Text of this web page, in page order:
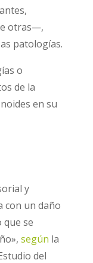
otras—,
patologías.
o
de la
en su
y
con un daño
se
según la
del